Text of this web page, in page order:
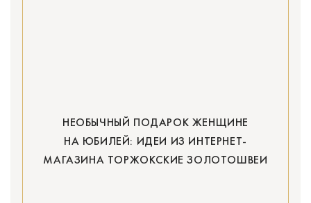
НЕОБЫЧНЫЙ ПОДАРОК ЖЕНЩИНЕ
НА ЮБИЛЕЙ: ИДЕИ ИЗ ИНТЕРНЕТ-
МАГАЗИНА ТОРЖОКСКИЕ ЗОЛОТОШВЕИ